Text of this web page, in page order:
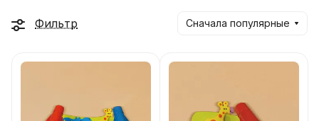
Фильтр Сначала популярные